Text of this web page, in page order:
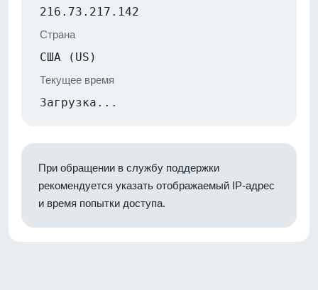
216.73.217.142
Страна
США (US)
Текущее время
Загрузка...
При обращении в службу поддержки
рекомендуется указать отображаемый IP-адрес
и время попытки доступа.